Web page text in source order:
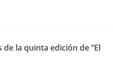
la quinta edición de “El